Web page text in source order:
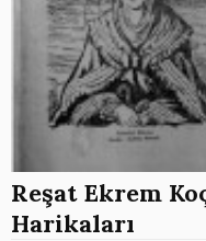
Reşat Ekrem
Harikaları